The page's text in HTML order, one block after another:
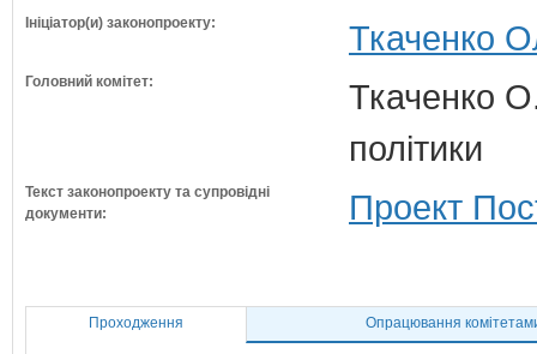
Ініціатор(и) законопроекту: Ткаченко
Головний комітет:
Ткаченко
політики
Текст законопроекту та супровідні
документи:
Проект
Проходження Опрацювання